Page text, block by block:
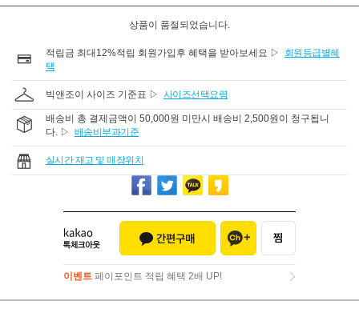
상품이 품절되었습니다.
적립금 최대12%적립 회원가입후 혜택을 받아보세요 ▷
회원등급별혜
택
빅앤조이 사이즈 기준표 ▷ 사이즈선택요령
배송비 총 결제금액이 50,000원 미만시 배송비 2,500원이 청구됩니
다. ▷ 배송비부과기준
실시간 재고 및 매장위치
이벤트 페이포인트 적립 혜택 2배 UP!
이벤트페이포인트 적립 혜택 2배 UP!